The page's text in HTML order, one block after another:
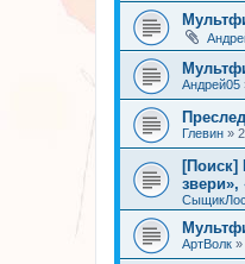
Андрей05
Глевин »
[Поиск]
АртВолк »